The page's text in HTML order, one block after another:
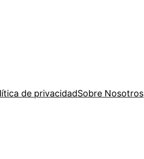
de privacidadSobre Nosotros